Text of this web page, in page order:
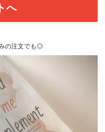
へ
の注文でも◎